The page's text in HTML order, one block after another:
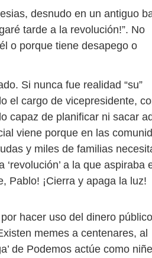
desnudo en un antiguo
tarde a la revolución!”. No
o porque tiene desapego o
Si nunca fue realidad “su”
el cargo de vicepresidente,
capaz de planificar ni sacar
viene porque en las
y miles de familias
a la que aspiraba
Pablo! ¡Cierra y apaga la luz!
hacer uso del dinero
memes a centenares, al
de Podemos actúe como